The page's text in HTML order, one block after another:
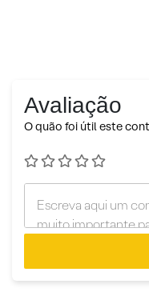
Avaliação
O quão foi útil este